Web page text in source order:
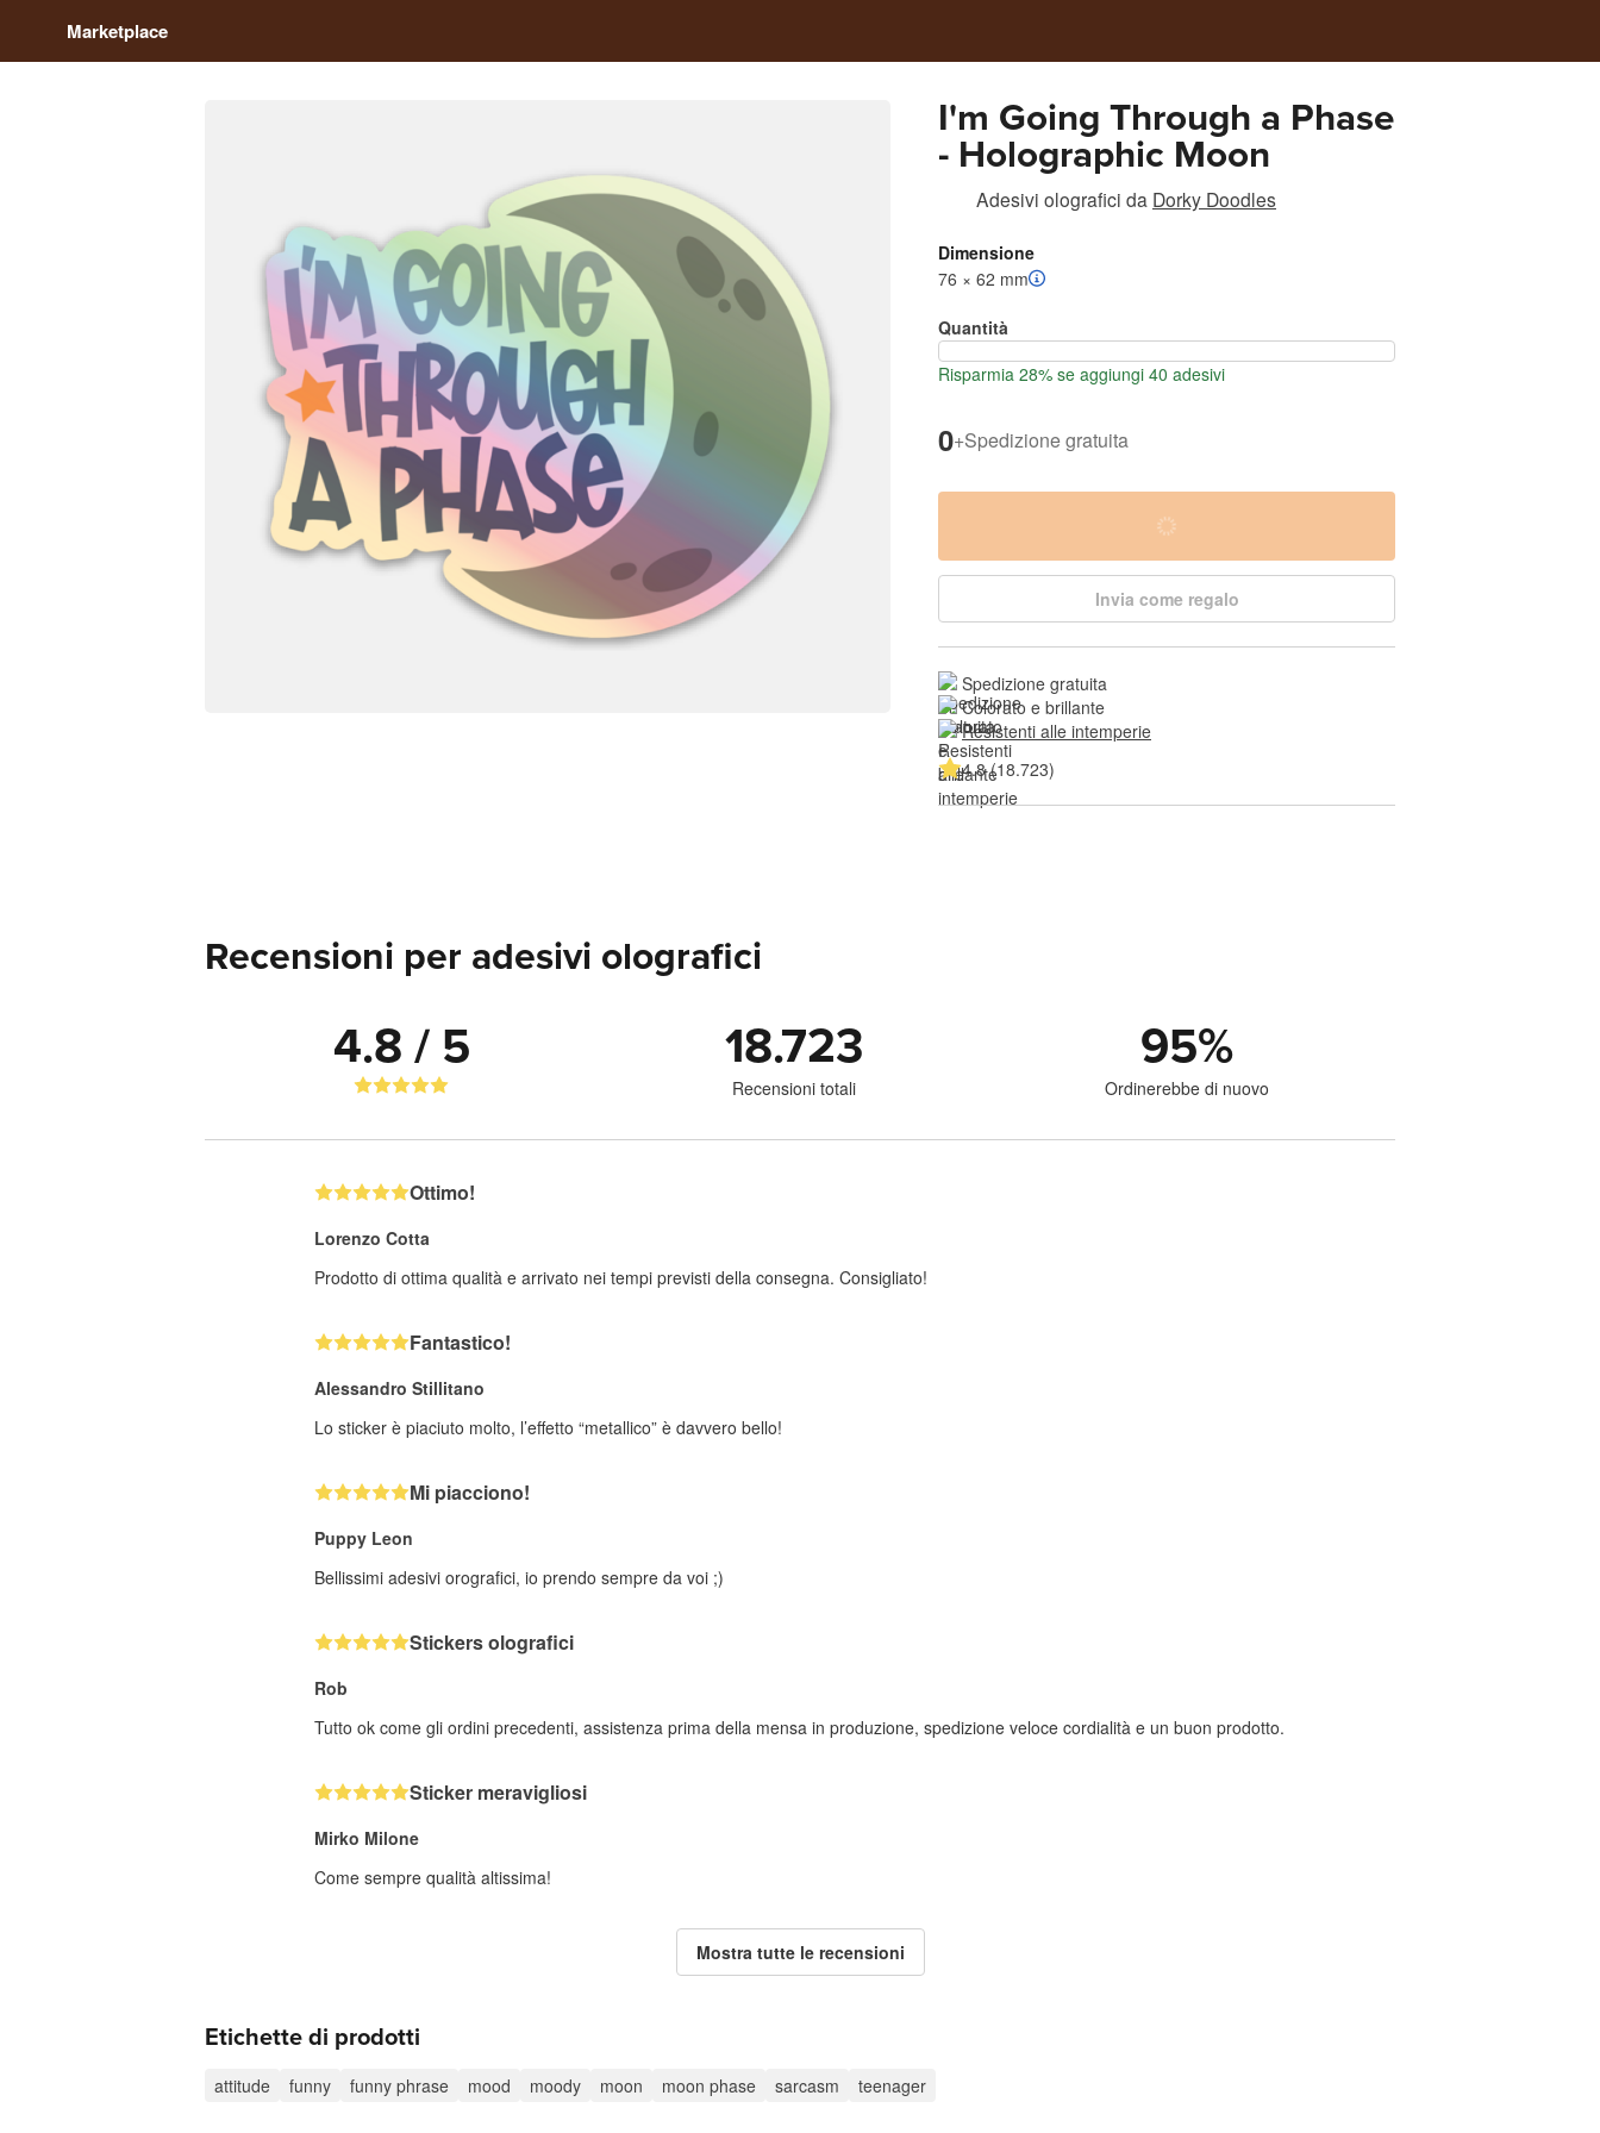
Marketplace
I'm Going Through a Phase
- Holographic Moon
Adesivi olografici da Dorky Doodles
Dimensione
76 × 62 mm
Quantità
Risparmia 28% se aggiungi 40 adesivi
0+Spedizione gratuita
Invia come regalo
Spedizione gratuita
Colorato e brillante
Resistenti alle intemperie
4.8 (18.723)
Recensioni per adesivi olografici
4.8 / 5 18.723
Recensioni totali
95%
Ordinerebbe di nuovo
Ottimo!
Lorenzo Cotta
Prodotto di ottima qualità e arrivato nei tempi previsti della consegna. Consigliato!
Fantastico!
Alessandro Stillitano
Lo sticker è piaciuto molto, l’effetto “metallico” è davvero bello!
Mi piacciono!
Puppy Leon
Bellissimi adesivi orografici, io prendo sempre da voi ;)
Stickers olografici
Rob
Tutto ok come gli ordini precedenti, assistenza prima della mensa in produzione, spedizione veloce cordialità e un buon prodotto.
Sticker meravigliosi
Mirko Milone
Come sempre qualità altissima!
Mostra tutte le recensioni
Etichette di prodotti
attitude funny funny phrase mood moody moon moon phase sarcasm teenager